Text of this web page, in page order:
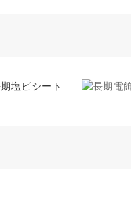
塩ビシート